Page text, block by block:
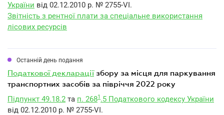
України від 02.12.2010 р. № 2755-VI.
Звітність з рентної плати за спеціальне використання
лісових ресурсів
Останній день подання
податкової декларації збору за місця для паркування
транспортних засобів за півріччя 2022 року
Підпункт 49.18.2 та п. 2681 .5 Податкового кодексу України
від 02.12.2010 р. № 2755-VI.